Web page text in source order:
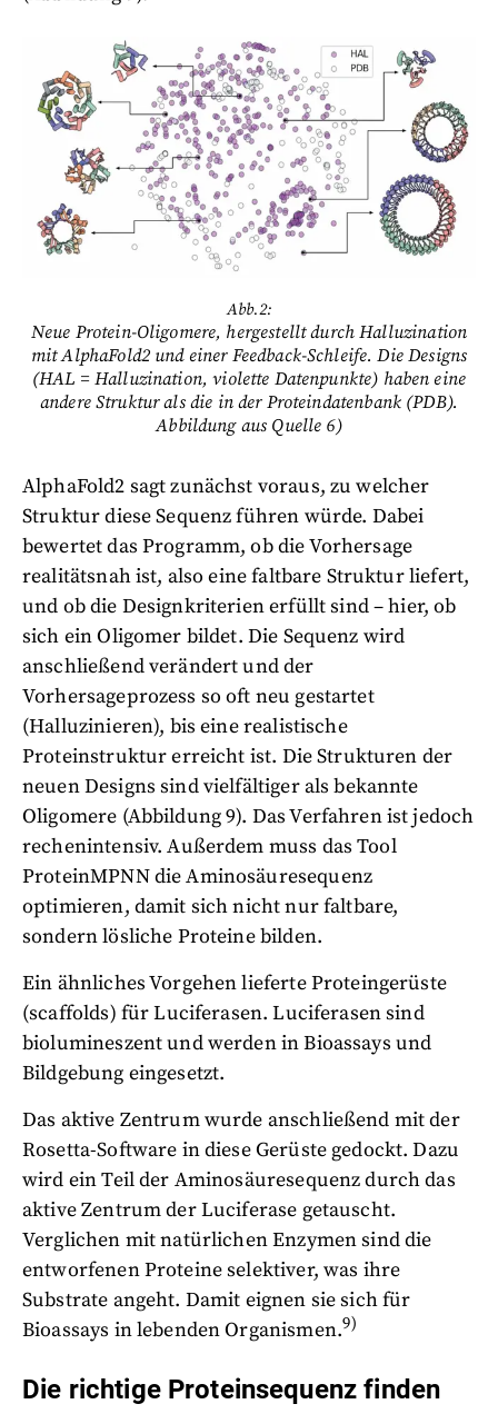
Abb.2:
Neue Protein-Oligomere, hergestellt durch Halluzination
mit AlphaFold2 und einer Feedback-Schleife. Die Designs
(HAL = Halluzination, violette Datenpunkte) haben eine
andere Struktur als die in der Proteindatenbank (PDB).
Abbildung aus Quelle 6)
AlphaFold2 sagt zunächst voraus, zu welcher
Struktur diese Sequenz führen würde. Dabei
bewertet das Programm, ob die Vorhersage
realitätsnah ist, also eine faltbare Struktur liefert,
und ob die Designkriterien erfüllt sind – hier, ob
sich ein Oligomer bildet. Die Sequenz wird
anschließend verändert und der
Vorhersageprozess so oft neu gestartet
(Halluzinieren), bis eine realistische
Proteinstruktur erreicht ist. Die Strukturen der
neuen Designs sind vielfältiger als bekannte
Oligomere (Abbildung 9). Das Verfahren ist jedoch
rechenintensiv. Außerdem muss das Tool
ProteinMPNN die Aminosäuresequenz
optimieren, damit sich nicht nur faltbare,
sondern lösliche Proteine bilden.
Ein ähnliches Vorgehen lieferte Proteingerüste
(scaffolds) für Luciferasen. Luciferasen sind
biolumineszent und werden in Bioassays und
Bildgebung eingesetzt.
Das aktive Zentrum wurde anschließend mit der
Rosetta-Software in diese Gerüste gedockt. Dazu
wird ein Teil der Aminosäuresequenz durch das
aktive Zentrum der Luciferase getauscht.
Verglichen mit natürlichen Enzymen sind die
entworfenen Proteine selektiver, was ihre
Substrate angeht. Damit eignen sie sich für
Bioassays in lebenden Organismen.9)
Die richtige Proteinsequenz finden